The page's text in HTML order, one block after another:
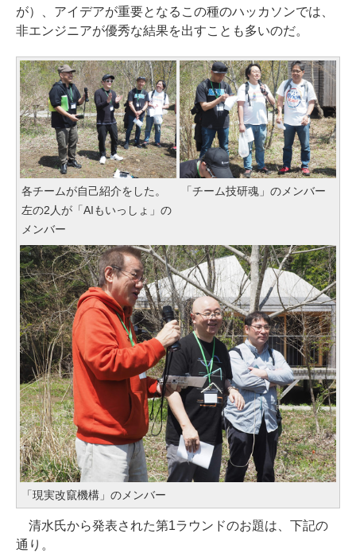
が）、アイデアが重要となるこの種のハッカソンでは、
非エンジニアが優秀な結果を出すことも多いのだ。
各チームが自己紹介をした。
左の2人が「AIもいっしょ」の
メンバー
「チーム技研魂」のメンバー
「現実改竄機構」のメンバー
清水氏から発表された第1ラウンドのお題は、下記の
通り。